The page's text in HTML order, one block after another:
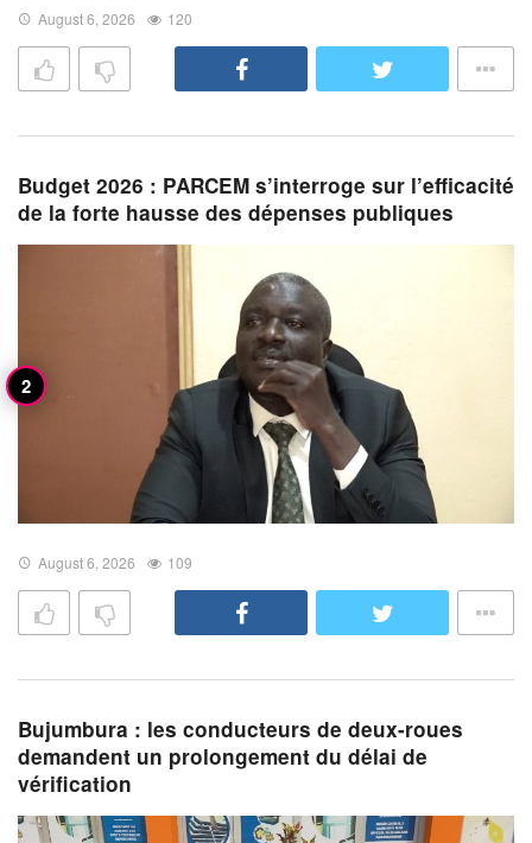
August 6, 2026 120
Budget 2026 : PARCEM s’interroge sur l’efficacité
de la forte hausse des dépenses publiques
August 6, 2026 109
Bujumbura : les conducteurs de deux-roues
demandent un prolongement du délai de
vérification